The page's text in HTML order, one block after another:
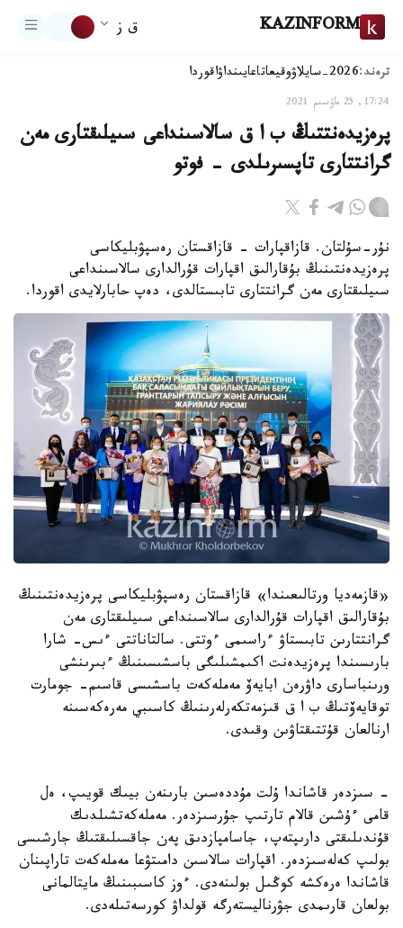
KAZINFORM ق ز
ترەند:2026-سايلاۋ وقيعاتاعايىنداۋاقوردا
17:24, 25 ماۋسىم 2021
پرەزيدەنتتىڭ ب ا ق سالاسىنداعى سىيلىقتارى مەن
گرانتتارى تاپسىرىلدى - فوتو
نۇر-سۇلتان. قازاقپارات - قازاقستان رەسپۋبليكاسى
پرەزيدەنتىنىڭ بۇقارالىق اقپارات قۇرالدارى سالاسىنداعى
سىيلىقتارى مەن گرانتتارى تابىستالدى، دەپ حابارلايدى اقوردا.
«قازمەديا ورتالىعىندا» قازاقستان رەسپۋبليكاسى پرەزيدەنتىنىڭ
بۇقارالىق اقپارات قۇرالدارى سالاسىنداعى سىيلىقتارى مەن
گرانتتارىن تابىستاۋ ءراسىمى ءوتتى. سالتاناتتى ءىس- شارا
بارىسىندا پرەزيدەنت اكىمشىلىگى باسشىسىنىڭ ءبىرىنشى
ورىنباسارى داۋرەن ابايەۆ مەملەكەت باسشىسى قاسىم- جومارت
توقايەۆتىڭ ب ا ق قىزمەتكەرلەرىنىڭ كاسىبي مەرەكەسىنە
ارنالعان قۇتتىقتاۋىن وقىدى.
- سىزدەر قاشاندا ۇلت مۇددەسىن بارىنەن بيىك قويىپ، ەل
قامى ءۇشىن قالام تارتىپ جۇرسىزدەر. مەملەكەتشىلدىك
قۇندىلىقتى دارىپتەپ، جاسامپازدىق پەن جاقسىلىقتىڭ جارشىسى
بولىپ كەلەسىزدەر. اقپارات سالاسىن دامىتۋعا مەملەكەت تاراپىنان
قاشاندا ەرەكشە كوڭىل بولىنەدى. ءوز كاسىبىنىڭ مايتالمانى
بولعان قارىمدى جۋرناليستەرگە قولداۋ كورسەتىلەدى.